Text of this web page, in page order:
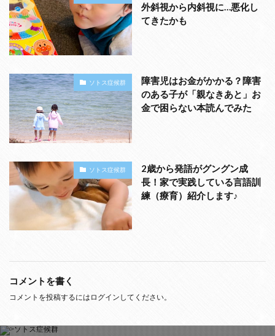
外斜視から内斜視に…悪化し
てきたかも
ソトス症候群
障害児はお金がかかる？障害
のある子が「親なきあと」お
金で困らない本読んでみた
ソトス症候群
2歳から発語がグングン成
長！家で実践している言語訓
練（療育）紹介します♪
コメントを書く
コメントを投稿するには ログイン してください。